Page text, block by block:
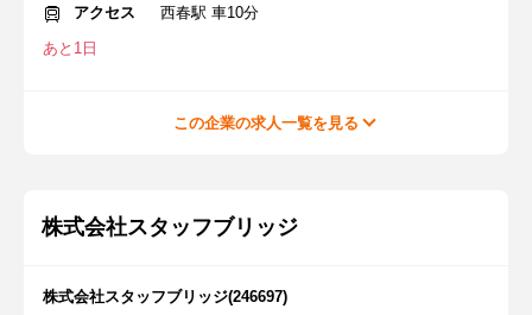
アクセス
西春駅 車10分
あと1日
この企業の求人一覧を見る
株式会社スタッフブリッジ
株式会社スタッフブリッジ(246697)